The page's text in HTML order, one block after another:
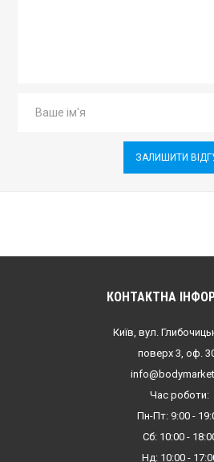
ЗАЛИШИТИ
КОНТАКТНА
Київ, вул.
поверх 3, оф.
Час роботи:
Пн-Пт: 9:00 -
Сб: 10:00 -
Нд: 10:00 -